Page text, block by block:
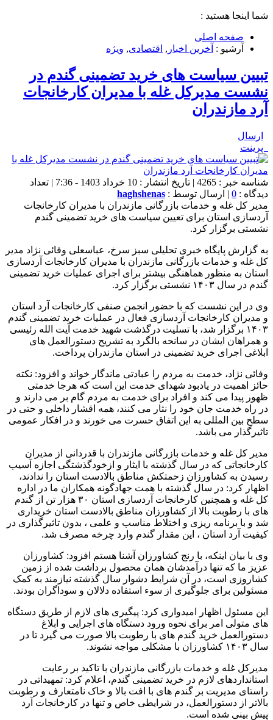
شما اینجا هستید :
صفحه اصلی
آرشیو : آخرین اخبار , اقتصادی, ویژه
تبیین سیاست های خرید تضمینی گندم در
نشست مدیرکل غله با مدیران کارخانجات
آرد مازندران
ارسال
پرینت
شناسه خبر : 4265 | تاریخ انتشار : 10 خرداد 1403 - 7:36 | تعداد
دیدگاه : 0 | ارسال توسط : haghshenas
مدیر کل غله و خدمات بازرگانی مازندران با مدیران کارخانجات
آردسازی استان برای تعیین سیاست های خرید تضمینی گندم
نشستی برگزار کرد.
به گزارش پایگاه خبری تحلیلی سبز سرخ، عباسعلی وفائی نژاد مدیر
کل غله و خدمات بازرگانی مازندران با مدیران کارخانجات آردسازی
استان به منظور هماهنگی بیشتر برای اجرای عملیات خرید تضمینی
گندم در سال ۱۴۰۳ نشستی برگزار کرد.
وی در این نشست که با حضور انجمن صنفی کارخانجات آرد استان
و مدیران کارخانجات آردسازی فعال در عملیات خرید تضمینی گندم
۱۴۰۳ برگزار شد، با تسلیت درگذشت شهید خدمت آیت الله رئیسی
و همراهان ایشان در سانحه بالگرد به تشریح دستورالعمل های
ابلاغی اجرای خرید تضمینی در استان مازندران پرداخت.
وفائی نژاد، خدمت به مردم را عبادتی ماندگار خواند و افزود: نکته
حائز اهمیت در یادبود شهدای خدمت این است که هرجا خدمتی
ظهور پیدا می کند و افراد برای خدمت به مردم گام بر می دارند و
در راه خدمت جان خود را نثار می کنند، همه اقشار داخلی و حتی در
سطح بین المللی به این اتفاق حسرت می خورند و در افکار عمومی
تاثیرگذار می باشد.
مدیر کل غله و خدمات بازرگانی مازندران با قدردانی از مدیران
کارخانجاتی که در سال گذشته با ایثار و ازخودگذشتگی اجازه آسیب
رسیدن به کشاورزان زحمتکش مناطق بالادست استان را ندادند،
اظهار کرد: در سال گذشته با همت جهادگونه همکاران ما در اداره
کل غله و همچنین کارخانجات آردسازی استان ۳۰ هزار تن از گندم
های با رطوبت بالا از کشاورزان مناطق بالادست استان خریداری
شد و با برنامه ریزی و اختلاط مناسب و علمی ، بدون تاثیرگذاری در
کیفیت آرد استان ، این مقدار گندم وارد چرخه مصرف شد.
وی با بیان اینکه، با رنج کشاورزان آشنا هستم افزود: کشاورزان
عزیز ما که تنها درآمدشان همان محصول برداشت شده از زمین
کشاروزی است، در آن شرایط دشوار سال گذشته نیازمند به کمک
مسئولین برای جلوگیری از سوء استفاده دلالان و سوداگران بودند.
این مسئول اظهار امیدواری کرد: پیگیری های لازم از طریق دستگاه
های متولی امر برای نحوه ورود دستگاه های اجرایی و ابلاغ
دستورالعمل خرید گندم های با رطوبت بالا صورت می گیرد تا در
سال ۱۴۰۳ کشاورزان با مشکلی مواجه نشوند.
مدیرکل غله و خدمات بازرگانی مازندران با تاکید بر رعایت
استانداردهای لازم در خرید تضمینی گندم، اعلام کرد: تمهیداتی در
راستای مدیریت بر گندم های با افت بالا و خاک نامتعارف و رطوبت
بالاتر از دستورالعمل، در شرایطی خاص و تنها در کارخانجات آرد
پیش بینی شده است.